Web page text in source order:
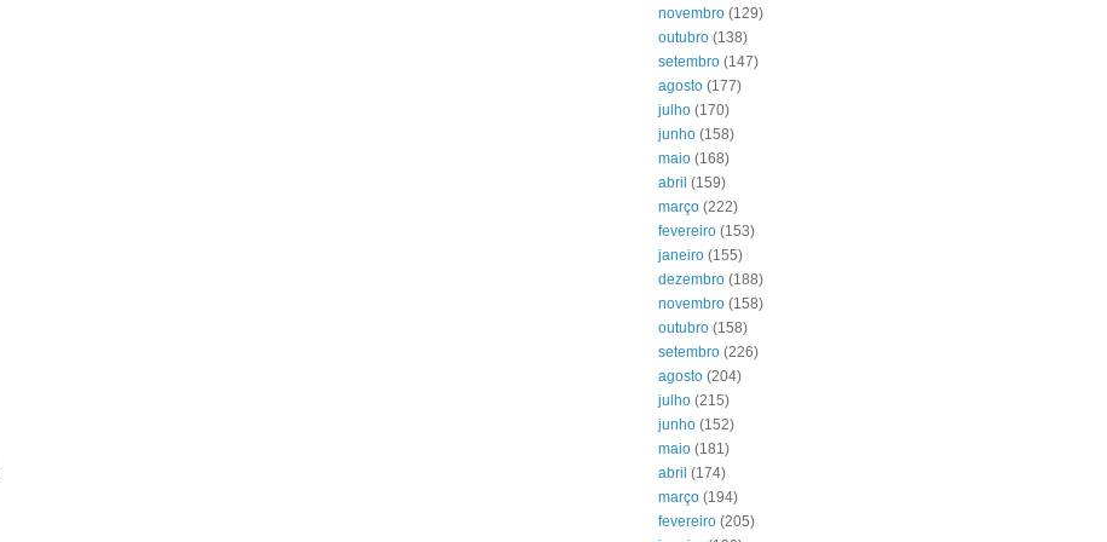
novembro (129)
outubro (138)
setembro (147)
agosto (177)
julho (170)
junho (158)
maio (168)
abril (159)
março (222)
fevereiro (153)
janeiro (155)
dezembro (188)
novembro (158)
outubro (158)
setembro (226)
agosto (204)
julho (215)
junho (152)
maio (181)
abril (174)
março (194)
fevereiro (205)